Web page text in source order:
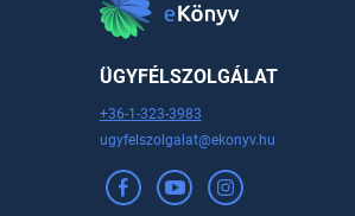
ÜGYFÉLSZOLGÁLAT
+36-1-323-3983
ugyfelszolgalat@ekonyv.hu